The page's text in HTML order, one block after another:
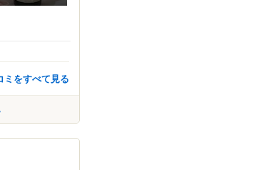
ミをすべて見る